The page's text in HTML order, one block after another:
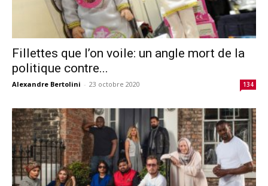
Fillettes que l’on voile: un angle mort de la
politique contre...
Alexandre Bertolini - 23 octobre 2020 134